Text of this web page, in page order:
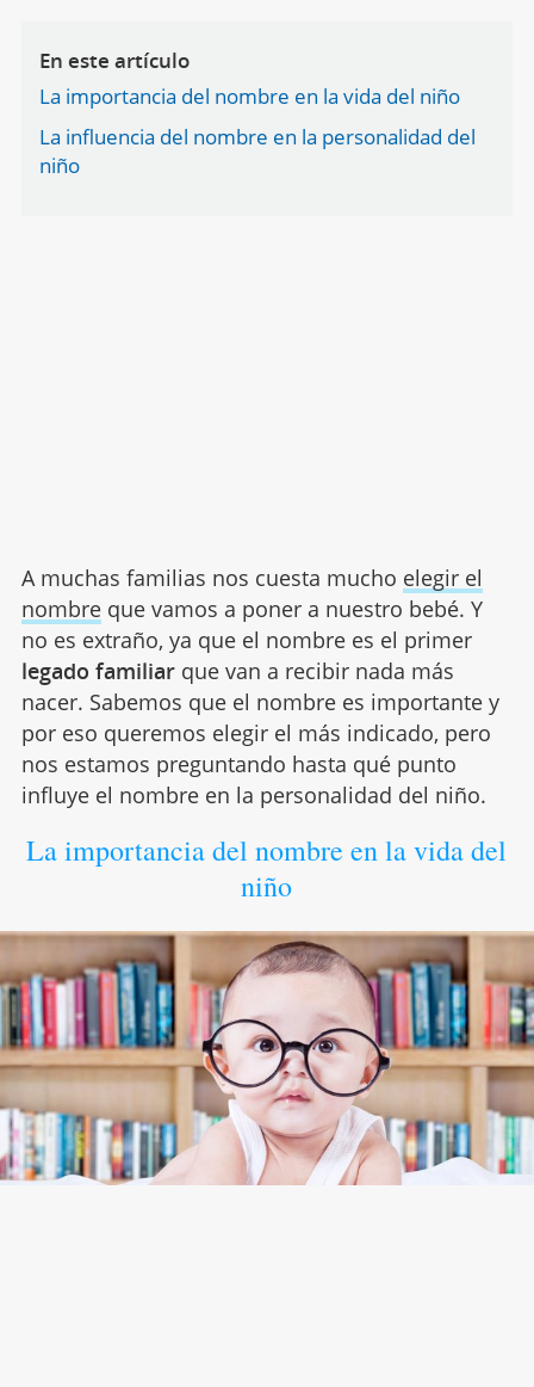
En este artículo
La importancia del nombre en la vida del niño
La influencia del nombre en la personalidad del
niño
A muchas familias nos cuesta mucho elegir el
nombreque vamos a poner a nuestro bebé. Y
no es extraño, ya que el nombre es el primer
legado familiarque van a recibir nada más
nacer. Sabemos que el nombre es importante y
por eso queremos elegir el más indicado, pero
nos estamos preguntando hasta qué punto
influye el nombre en la personalidad del niño.
La importancia del nombre en la vida del
niño